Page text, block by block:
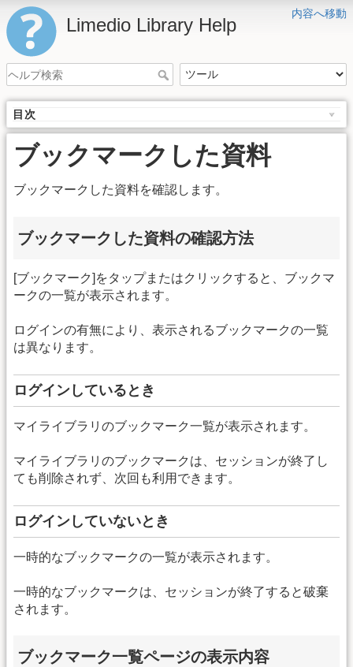
内容へ移動
Limedio Library Help
目次
ブックマークした資料
ブックマークした資料を確認します。
ブックマークした資料の確認方法
[ブックマーク]をタップまたはクリックすると、ブックマ
ークの一覧が表示されます。
ログインの有無により、表示されるブックマークの一覧
は異なります。
ログインしているとき
マイライブラリのブックマーク一覧が表示されます。
マイライブラリのブックマークは、セッションが終了し
ても削除されず、次回も利用できます。
ログインしていないとき
一時的なブックマークの一覧が表示されます。
一時的なブックマークは、セッションが終了すると破棄
されます。
ブックマーク一覧ページの表示内容